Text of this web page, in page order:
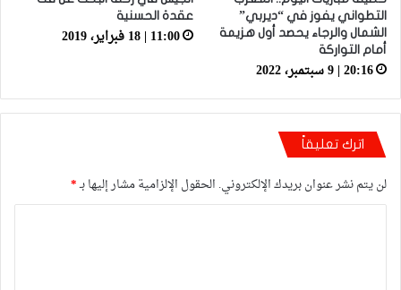
التطواني يفوز في “ديربي”
الشمال والرجاء يحصد أول هزيمة
أمام التواركة
20:16 | 9 سبتمبر، 2022
عقدة الحسنية
11:00 | 18 فبراير، 2019
اترك تعليقاً
لن يتم نشر عنوان بريدك الإلكتروني. الحقول الإلزامية مشار إليها بـ*